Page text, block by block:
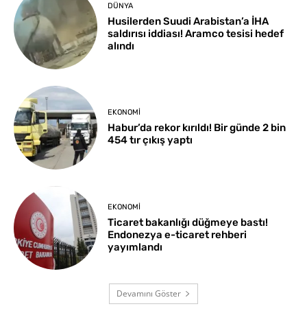
DÜNYA
Husilerden Suudi Arabistan’a İHA
saldırısı iddiası! Aramco tesisi hedef
alındı
EKONOMI
Habur’da rekor kırıldı! Bir günde 2 bin
454 tır çıkış yaptı
EKONOMI
Ticaret bakanlığı düğmeye bastı!
Endonezya e-ticaret rehberi
yayımlandı
Devamını Göster